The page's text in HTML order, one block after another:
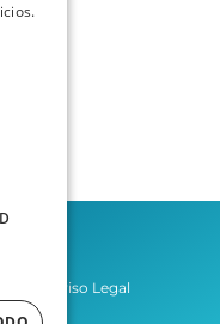
Aviso Legal